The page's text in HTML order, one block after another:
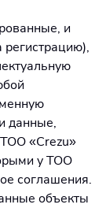
и
регистрацию),
данные,
«Crezu»
у ТОО
соглашения.
объекты